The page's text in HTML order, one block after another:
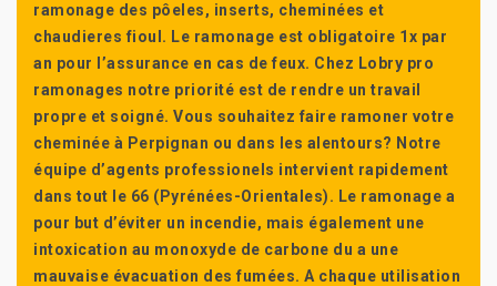
ramonage des pôeles, inserts, cheminées et
chaudieres fioul. Le ramonage est obligatoire 1x par
an pour l’assurance en cas de feux. Chez Lobry pro
ramonages notre priorité est de rendre un travail
propre et soigné. Vous souhaitez faire ramoner votre
cheminée à Perpignan ou dans les alentours? Notre
équipe d’agents professionels intervient rapidement
dans tout le 66 (Pyrénées-Orientales). Le ramonage a
pour but d’éviter un incendie, mais également une
intoxication au monoxyde de carbone du a une
mauvaise évacuation des fumées. A chaque utilisation